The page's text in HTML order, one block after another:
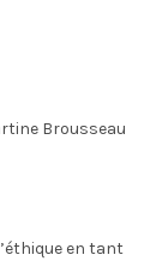
Brousseau
en tant